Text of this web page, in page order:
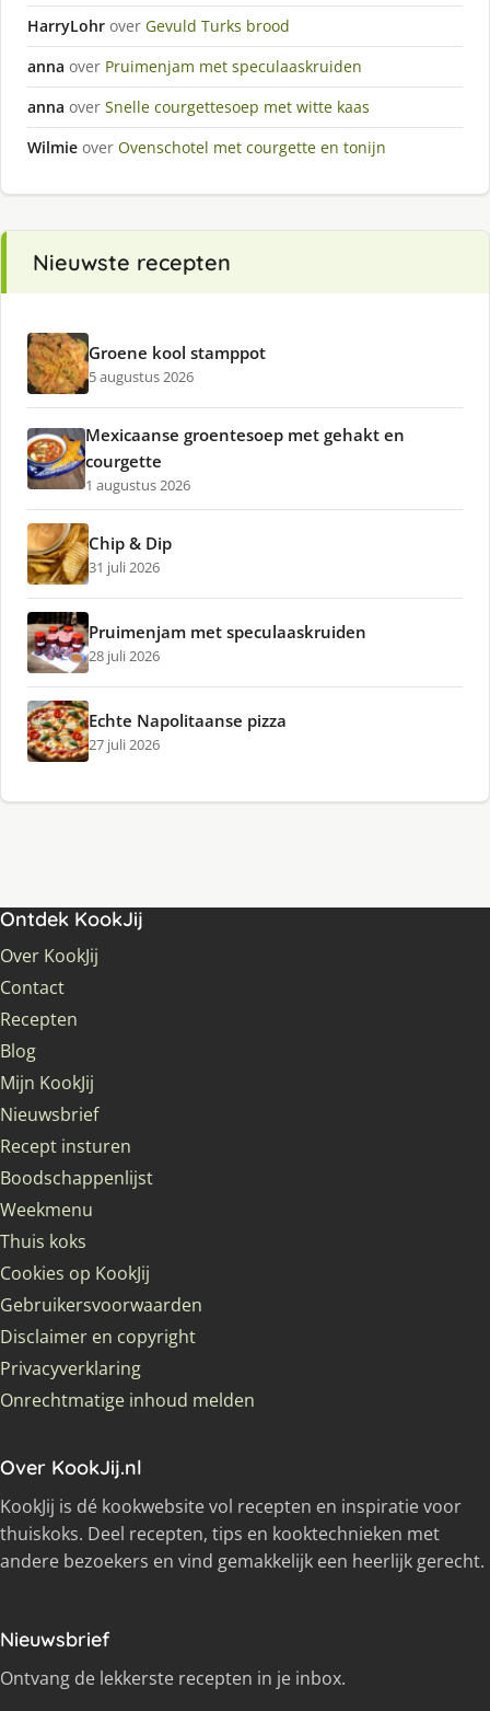
HarryLohr over Gevuld Turks brood
anna over Pruimenjam met speculaaskruiden
anna over Snelle courgettesoep met witte kaas
Wilmie over Ovenschotel met courgette en tonijn
Nieuwste recepten
Groene kool stamppot
5 augustus 2026
Mexicaanse groentesoep met gehakt en
courgette
1 augustus 2026
Chip & Dip
31 juli 2026
Pruimenjam met speculaaskruiden
28 juli 2026
Echte Napolitaanse pizza
27 juli 2026
Ontdek KookJij
Over KookJij
Contact
Recepten
Blog
Mijn KookJij
Nieuwsbrief
Recept insturen
Boodschappenlijst
Weekmenu
Thuis koks
Cookies op KookJij
Gebruikersvoorwaarden
Disclaimer en copyright
Privacyverklaring
Onrechtmatige inhoud melden
Over KookJij.nl
KookJij is dé kookwebsite vol recepten en inspiratie voor
thuiskoks. Deel recepten, tips en kooktechnieken met
andere bezoekers en vind gemakkelijk een heerlijk gerecht.
Nieuwsbrief
Ontvang de lekkerste recepten in je inbox.